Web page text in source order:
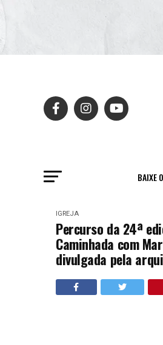
BAIXE
IGREJA
Percurso da 24ª
Caminhada com
divulgada pela